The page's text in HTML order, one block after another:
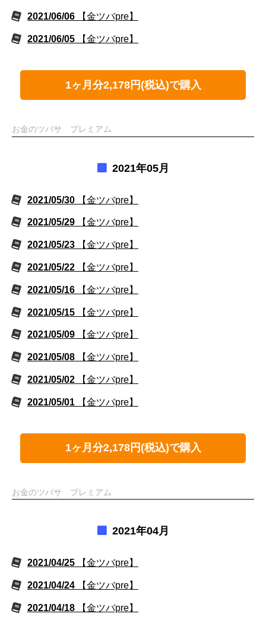
2021/06/06 【金ツバpre】
2021/06/05 【金ツバpre】
1ヶ月分2,178円(税込)で購入
お金のツバサ プレミアム
2021年05月
2021/05/30 【金ツバpre】
2021/05/29 【金ツバpre】
2021/05/23 【金ツバpre】
2021/05/22 【金ツバpre】
2021/05/16 【金ツバpre】
2021/05/15 【金ツバpre】
2021/05/09 【金ツバpre】
2021/05/08 【金ツバpre】
2021/05/02 【金ツバpre】
2021/05/01 【金ツバpre】
1ヶ月分2,178円(税込)で購入
お金のツバサ プレミアム
2021年04月
2021/04/25 【金ツバpre】
2021/04/24 【金ツバpre】
2021/04/18 【金ツバpre】